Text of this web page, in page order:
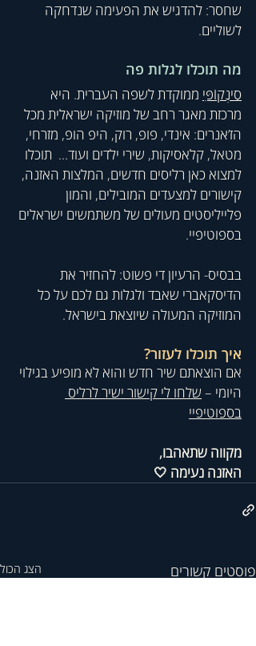
שחסר: להדגיש את הפעימה שנדחקה
לשוליים.
מה תוכלו לגלות פה
סִינְקוֹפִּי ממוקדת לשפה העברית. היא
מרכזת מאגר רחב של מוזיקה ישראלית מכל
הז’אנרים: אינדי, פופ, רוק, היפ הופ, מזרחי,
מטאל, קלאסיקות, שירי ילדים ועוד...  תוכלו
למצוא כאן רליסים חדשים, המלצות האזנה,
קישורים למצעדים המובילים, והמון
פלייליסטים מעולים של משתמשים ישראלים
בספוטיפיי.
בבסיס- הרעיון די פשוט: להחזיר את
הדיסקאברי שאבד ולגלות גם לכם על כל
המוזיקה המעולה שיוצאת בישראל.
איך תוכלו לעזור?
אם הוצאתם שיר חדש והוא לא מופיע בגילוי
היומי – שלחו לי קישור ישיר לרליס
בספוטיפיי
מקווה שתאהבו,
האזנה נעימה 🤍
פוסטים קשורים הצג הכול